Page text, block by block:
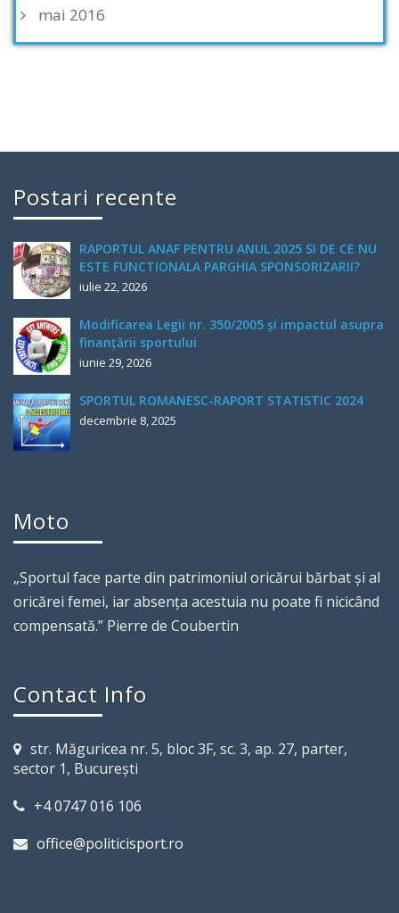
mai 2016
Postari recente
RAPORTUL ANAF PENTRU ANUL 2025 SI DE CE NU
ESTE FUNCTIONALA PARGHIA SPONSORIZARII?
iulie 22, 2026
Modificarea Legii nr. 350/2005 și impactul asupra
finanțării sportului
iunie 29, 2026
SPORTUL ROMANESC-RAPORT STATISTIC 2024
decembrie 8, 2025
Moto
„Sportul face parte din patrimoniul oricărui bărbat şi al
oricărei femei, iar absenţa acestuia nu poate fi nicicând
compensată.” Pierre de Coubertin
Contact Info
str. Măguricea nr. 5, bloc 3F, sc. 3, ap. 27, parter,
sector 1, Bucureşti
+4 0747 016 106
office@politicisport.ro